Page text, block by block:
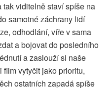
viditelně staví spíše na
samotné záchrany lidí
odhodlání, víře v sama
a bojovat do posledního
a zaslouží si naše
vytyčit jako prioritu,
ostatních zapadá spíše